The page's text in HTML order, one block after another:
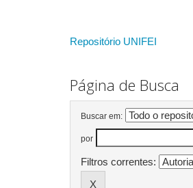
Repositório UNIFEI
Página de Busca
Buscar em:
por
Filtros correntes: